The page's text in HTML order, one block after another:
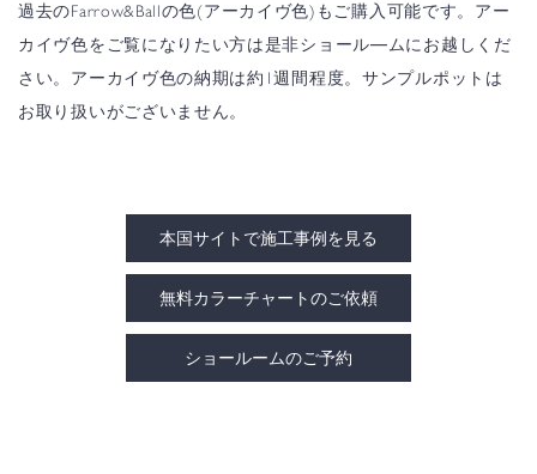
過去のFarrow&Ballの色(アーカイヴ色)もご購入可能です。アー
カイヴ色をご覧になりたい方は是非ショール―ムにお越しくだ
さい。アーカイヴ色の納期は約1週間程度。サンプルポットは
お取り扱いがございません。
本国サイトで施工事例を見る
無料カラーチャートのご依頼
ショールームのご予約